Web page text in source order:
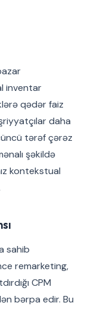
inventar
qədər faiz
daha
tərəf çərəz
şəkildə
kontekstual
sahib
remarketing,
CPM
bərpa edir. Bu